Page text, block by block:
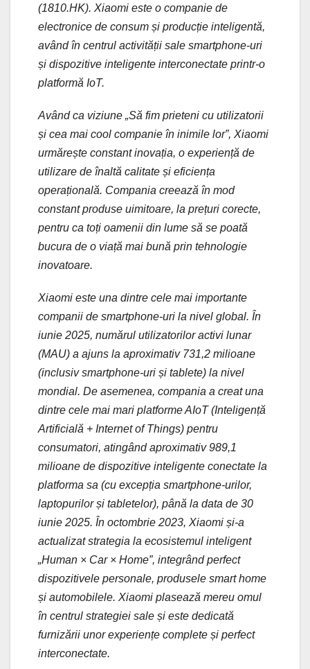
(1810.HK). Xiaomi este o companie de
electronice de consum și producție inteligentă,
având în centrul activității sale smartphone-uri
și dispozitive inteligente interconectate printr-o
platformă IoT.
Având ca viziune „Să fim prieteni cu utilizatorii
și cea mai cool companie în inimile lor”, Xiaomi
urmărește constant inovația, o experiență de
utilizare de înaltă calitate și eficiența
operațională. Compania creează în mod
constant produse uimitoare, la prețuri corecte,
pentru ca toți oamenii din lume să se poată
bucura de o viață mai bună prin tehnologie
inovatoare.
Xiaomi este una dintre cele mai importante
companii de smartphone-uri la nivel global. În
iunie 2025, numărul utilizatorilor activi lunar
(MAU) a ajuns la aproximativ 731,2 milioane
(inclusiv smartphone-uri și tablete) la nivel
mondial. De asemenea, compania a creat una
dintre cele mai mari platforme AIoT (Inteligență
Artificială + Internet of Things) pentru
consumatori, atingând aproximativ 989,1
milioane de dispozitive inteligente conectate la
platforma sa (cu excepția smartphone-urilor,
laptopurilor și tabletelor), până la data de 30
iunie 2025. În octombrie 2023, Xiaomi și-a
actualizat strategia la ecosistemul inteligent
„Human × Car × Home”, integrând perfect
dispozitivele personale, produsele smart home
și automobilele. Xiaomi plasează mereu omul
în centrul strategiei sale și este dedicată
furnizării unor experiențe complete și perfect
interconectate.